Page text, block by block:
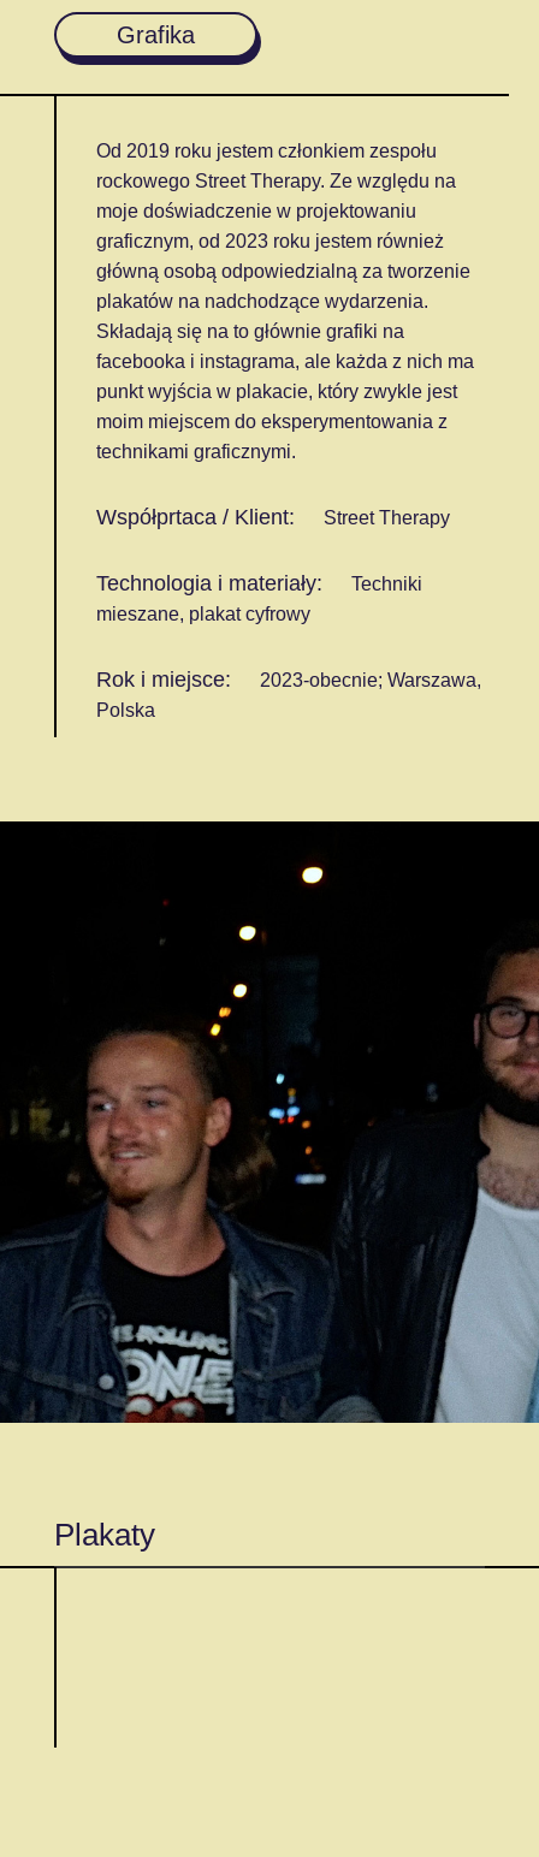
Grafika
Od 2019 roku jestem członkiem zespołu
rockowego Street Therapy. Ze względu na
moje doświadczenie w projektowaniu
graficznym, od 2023 roku jestem również
główną osobą odpowiedzialną za tworzenie
plakatów na nadchodzące wydarzenia.
Składają się na to głównie grafiki na
facebooka i instagrama, ale każda z nich ma
punkt wyjścia w plakacie, który zwykle jest
moim miejscem do eksperymentowania z
technikami graficznymi.
Współprtaca / Klient: Street Therapy
Technologia i materiały:
Techniki
mieszane, plakat cyfrowy
Rok i miejsce:
2023-obecnie; Warszawa,
Polska
Plakaty